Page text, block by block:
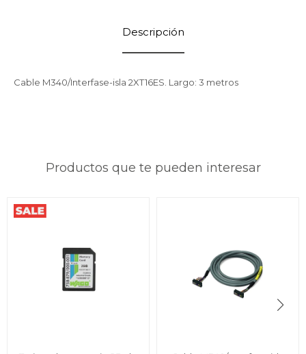
Descripción
Cable M340/Interfase-isla 2XT16ES. Largo: 3 metros
Productos que te pueden interesar